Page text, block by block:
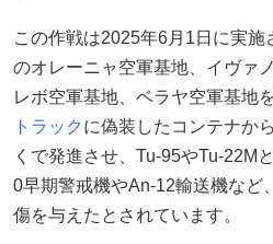
この作戦は2025年6月1日に実施
のオレーニャ空軍基地、イヴァ
レボ空軍基地、ベラヤ空軍基地
トラック に偽装したコンテナか
くで発進させ、Tu-95やTu-22M
0早期警戒機やAn-12輸送機など
傷を与えたとされています。